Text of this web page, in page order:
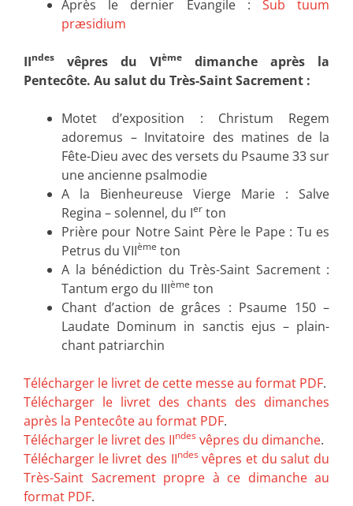
Après le dernier Evangile : Sub tuum
præsidium
IIndes vêpres du VIème
dimanche après la
Pentecôte. Au salut du Très-Saint Sacrement :
Motet d’exposition : Christum Regem
adoremus – Invitatoire des matines de la
Fête-Dieu avec des versets du Psaume 33 sur
une ancienne psalmodie
A la Bienheureuse Vierge Marie : Salve
Regina – solennel, du Ier ton
Prière pour Notre Saint Père le Pape : Tu es
Petrus du VIIème ton
A la bénédiction du Très-Saint Sacrement :
Tantum ergo du IIIème ton
Chant d’action de grâces : Psaume 150 –
Laudate Dominum in sanctis ejus – plain-
chant patriarchin
Télécharger le livret de cette messe au format PDF.
Télécharger le livret des chants des dimanches
après la Pentecôte au format PDF.
Télécharger le livret des IIndes vêpres du dimanche.
Télécharger le livret des IIndesvêpres et du salut du
Très-Saint Sacrement propre à ce dimanche au
format PDF.